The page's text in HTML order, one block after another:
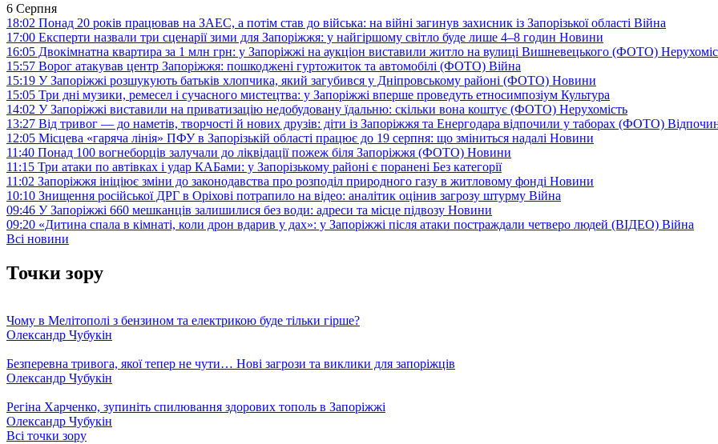
6 Серпня
18:02 Понад 20 років працював на ЗАЕС, а потім став до війська: на війні загинув захисник із Запорізької області Війна
17:00 Експерти назвали три сценарії зими для Запоріжжя: у найгіршому світло буде лише 4–8 годин Новини
16:05 Двокімнатна квартира за 1 млн грн: у Запоріжжі на аукціон виставили житло на вулиці Вишневецького (ФОТО)
15:57 Ворог атакував центр Запоріжжя: пошкоджені гуртожиток та автомобілі (ФОТО) Війна
15:19 У Запоріжжі розшукують батьків хлопчика, який загубився у Дніпровському районі (ФОТО) Новини
15:05 Три дні музики, ремесел і сучасного мистецтва: у Запоріжжі вперше проведуть етносимпозіум Культура
14:02 У Запоріжжі виставили на приватизацію недобудовану їдальню: скільки вона коштує (ФОТО) Нерухомість
13:27 Від тривог — до наметів, творчості й нових друзів: діти із Запоріжжя та Енергодара відпочили у таборах (ФОТО)
12:05 Місцева «гаряча лінія» ПФУ в Запорізькій області працює до 19 серпня: що зміниться надалі Новини
11:40 Понад 100 вогнеборців залучали до ліквідації пожеж біля Запоріжжя (ФОТО) Новини
11:15 Три атаки по автівках і удар КАБами: у Запорізькому районі є поранені Без категорії
11:02 Запоріжжя ініціює зміни до законодавства про розподіл природного газу в житловому фонді Новини
10:10 Знищення російської ДРГ в Оріхові потрапило на відео: аналітик оцінив загрозу штурму Війна
09:46 У Запоріжжі 660 мешканців залишилися без води: адреси та місце підвозу Новини
09:20 «Дитина спала в кімнаті, коли дрон вдарив у дах»: у Запоріжжі після атаки постраждали четверо людей (ВІДЕО) Війна
Всі новини
Точки зору
Чому в Мелітополі з бензином та електрикою буде тільки гірше?
Олександр Чубукін
Безперевна тривога, якої тепер не чути… Нові загрози та виклики для запоріжців
Олександр Чубукін
Регіна Харченко, зупиніть спилювання здорових тополь в Запоріжжі
Олександр Чубукін
Всі точки зору